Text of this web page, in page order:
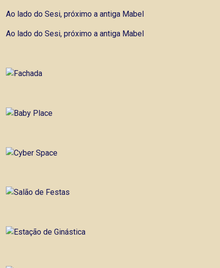
Ao lado do Sesi, próximo a antiga Mabel
Ao lado do Sesi, próximo a antiga Mabel